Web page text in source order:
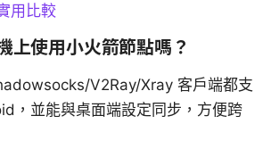
用比較
上使用小火箭節點嗎？
V2Ray/Xray 客戶端都支
，並能與桌面端設定同步，方便跨